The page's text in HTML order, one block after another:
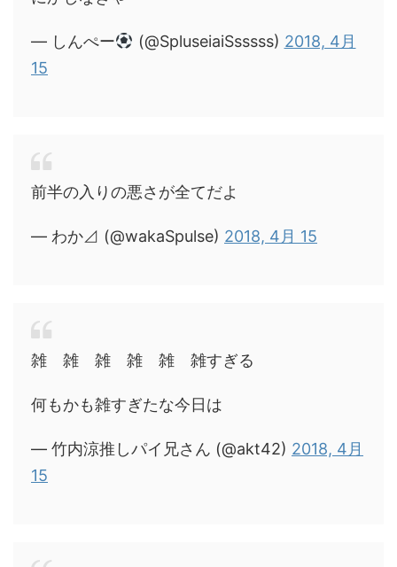
— しんぺー (@SpluseiaiSsssss) 2018, 4月
15
前半の入りの悪さが全てだよ
— わか⊿ (@wakaSpulse) 2018, 4月 15
雑 雑 雑 雑 雑 雑すぎる
何もかも雑すぎたな今日は
— 竹内涼推しパイ兄さん (@akt42) 2018, 4月
15